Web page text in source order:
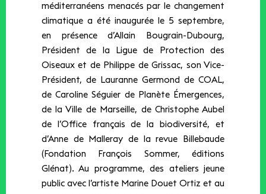
méditerranéens menacés par le changement
climatique a été inaugurée le 5 septembre,
en présence d’Allain Bougrain-Dubourg,
Président de la Ligue de Protection des
Oiseaux et de Philippe de Grissac, son Vice-
Président, de Lauranne Germond de COAL,
de Caroline Séguier de Planète Émergences,
de la Ville de Marseille, de Christophe Aubel
de l’Office français de la biodiversité, et
d’Anne de Malleray de la revue Billebaude
(Fondation François Sommer, éditions
Glénat). Au programme, des ateliers jeune
public avec l’artiste Marine Douet Ortiz et au